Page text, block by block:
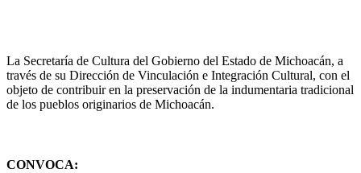
La Secretaría de Cultura del Gobierno del Estado de Michoacán, a
través de su Dirección de Vinculación e Integración Cultural, con el
objeto de contribuir en la preservación de la indumentaria tradicional
de los pueblos originarios de Michoacán.
CONVOCA: